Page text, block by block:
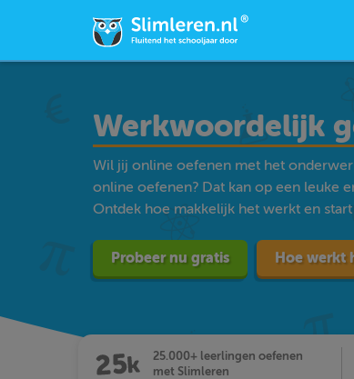
Werkwoordelijk
Wil jij online oefenen met het
online oefenen? Dat kan op een leuke
Ontdek hoe makkelijk het werkt en
Probeer nu gratis Hoe werkt
25.000+ leerlingen oefenen
met Slimleren